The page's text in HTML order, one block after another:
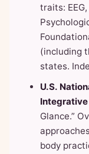
traits:
(including
states.
U.S.
Integrative
Glance.”
body